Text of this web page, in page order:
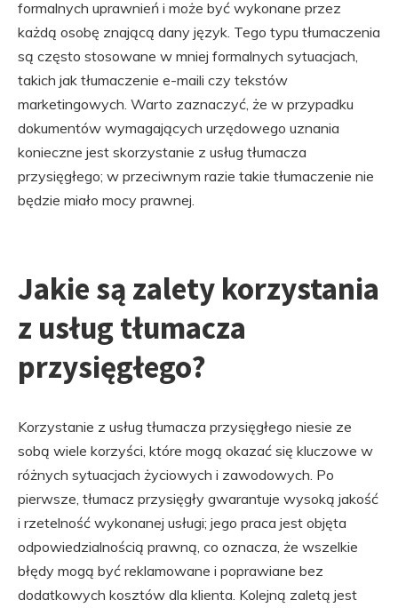
formalnych uprawnień i może być wykonane przez
każdą osobę znającą dany język. Tego typu tłumaczenia
są często stosowane w mniej formalnych sytuacjach,
takich jak tłumaczenie e-maili czy tekstów
marketingowych. Warto zaznaczyć, że w przypadku
dokumentów wymagających urzędowego uznania
konieczne jest skorzystanie z usług tłumacza
przysięgłego; w przeciwnym razie takie tłumaczenie nie
będzie miało mocy prawnej.
Jakie są zalety korzystania
z usług tłumacza
przysięgłego?
Korzystanie z usług tłumacza przysięgłego niesie ze
sobą wiele korzyści, które mogą okazać się kluczowe w
różnych sytuacjach życiowych i zawodowych. Po
pierwsze, tłumacz przysięgły gwarantuje wysoką jakość
i rzetelność wykonanej usługi; jego praca jest objęta
odpowiedzialnością prawną, co oznacza, że wszelkie
błędy mogą być reklamowane i poprawiane bez
dodatkowych kosztów dla klienta. Kolejną zaletą jest